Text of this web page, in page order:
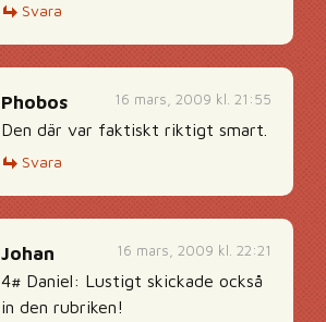
Svara
16 mars, 2009 kl. 21:55
Phobos
Den där var faktiskt riktigt smart.
Svara
16 mars, 2009 kl. 22:21
Johan
4# Daniel: Lustigt skickade också
in den rubriken!